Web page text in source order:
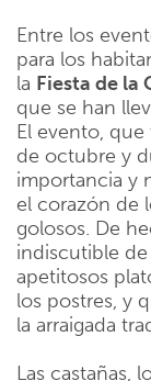
Entre los
para los
la Fiesta de la
que se han
El evento,
de octubre y
importancia y
el corazón de
golosos. De
indiscutible de
apetitosos
los postres, y
la arraigada
Las castañas,